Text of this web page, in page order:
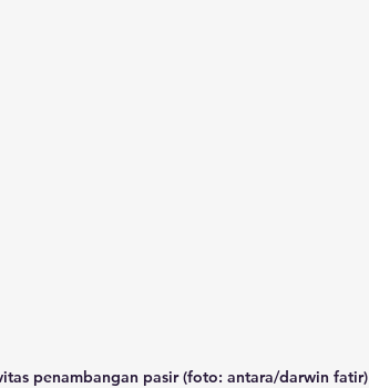
penambangan pasir (foto: antara/darwin fatir)